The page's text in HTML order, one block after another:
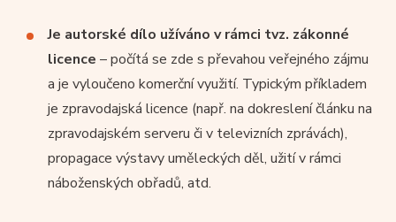
Je autorské dílo užíváno v rámci tvz. zákonné
licence – počítá se zde s převahou veřejného zájmu
a je vyloučeno komerční využití. Typickým příkladem
je zpravodajská licence (např. na dokreslení článku na
zpravodajském serveru či v televizních zprávách),
propagace výstavy uměleckých děl, užití v rámci
náboženských obřadů, atd.